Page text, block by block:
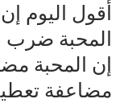
أقول اليوم
المحبة ضرب
إن المحبة
مضاعفة